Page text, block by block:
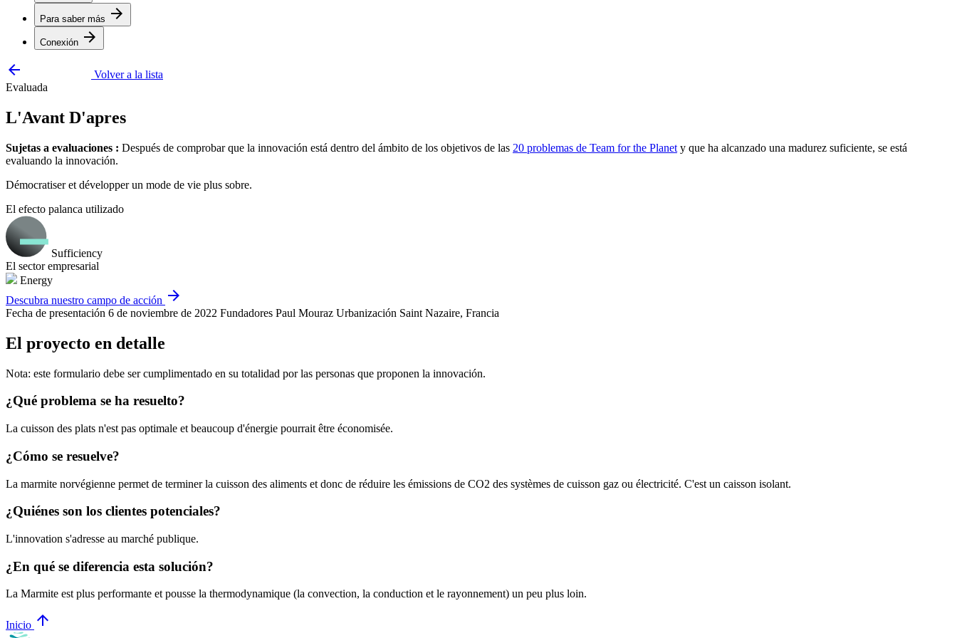
Para saber más arrow_forward
Conexión arrow_forward
arrow_backward
Volver a la lista
Evaluada
L'Avant D'apres
Sujetas a evaluaciones : Después de comprobar que la innovación está dentro del ámbito de los objetivos de las 20 problemas de Team for the Planet y que ha alcanzado una madurez suficiente, se está
evaluando la innovación.
Démocratiser et développer un mode de vie plus sobre.
El efecto palanca utilizado
Sufficiency
El sector empresarial
Energy
Descubra nuestro campo de acción arrow_forward
Fecha de presentación 6 de noviembre de 2022 Fundadores Paul Mouraz Urbanización Saint Nazaire, Francia
El proyecto en detalle
Nota: este formulario debe ser cumplimentado en su totalidad por las personas que proponen la innovación.
¿Qué problema se ha resuelto?
La cuisson des plats n'est pas optimale et beaucoup d'énergie pourrait être économisée.
¿Cómo se resuelve?
La marmite norvégienne permet de terminer la cuisson des aliments et donc de réduire les émissions de CO2 des systèmes de cuisson gaz ou électricité. C'est un caisson isolant.
¿Quiénes son los clientes potenciales?
L'innovation s'adresse au marché publique.
¿En qué se diferencia esta solución?
La Marmite est plus performante et pousse la thermodynamique (la convection, la conduction et le rayonnement) un peu plus loin.
Inicio arrow_upward